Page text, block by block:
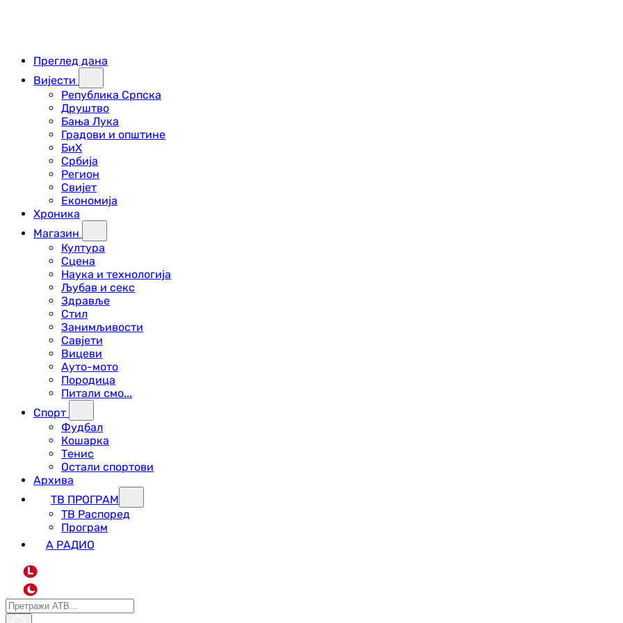
Преглед дана
Вијести
Република Српска
Друштво
Бања Лука
Градови и општине
БиХ
Србија
Регион
Свијет
Економија
Хроника
Магазин
Култура
Сцена
Наука и технологија
Љубав и секс
Здравље
Стил
Занимљивости
Савјети
Вицеви
Ауто-мото
Породица
Питали смо...
Спорт
Фудбал
Кошарка
Тенис
Остали спортови
Архива
ТВ ПРОГРАМ
ТВ Распоред
Програм
А РАДИО
L